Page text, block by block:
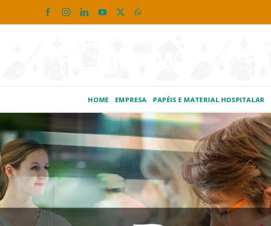
o
FacebookInstagramLinkedInYouTube
HOME EMPRESA PAPÉIS E MATERIAL HOSPITALAR